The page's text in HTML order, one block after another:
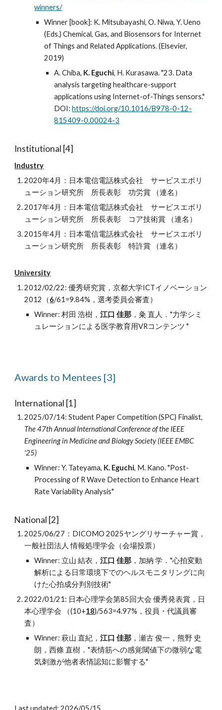
winners/
Winner [book]: K. Mitsubayashi, O. Niwa, Y. Ueno
(Eds.) Chemical, Gas, and Biosensors for Internet
of Things and Related Applications. (Elsevier,
2019)
A. Chiba, K. Eguchi, H. Kurasawa. "23. Data
analysis targeting healthcare-support
applications using Internet-of-Things sensors."
DOI:https://doi.org/10.1016/B978-0-12-
815409-0.00024-3
Institutional [4]
Industry
2020年4月：日本電信電話株式会社 サービスエボリ
ューション研究所 所長表彰 功労賞 （連名）
2017年4月：日本電信電話株式会社 サービスエボリ
ューション研究所 所長表彰 コア技術賞 （連名）
2015年4月：日本電信電話株式会社 サービスエボリ
ューション研究所 所長表彰 特許賞 （連名）
University
2012/02/22: 優秀研究賞，京都大学ICTイノベーション
2012（6/61=9.84%，選考委員会審査）
Winner: 村田 浩樹，江口 佳那 ，粂 直人．"力学シミ
ュレーションによる医学教育用VRコンテンツ "
Awards to Mentees [3]
International [1]
2025/07/14: Student Paper Competition (SPC) Finalist,
The 47th Annual International Conference of the IEEE
Engineering in Medicine and Biology Society (IEEE EMBC
'25)
Winner: Y. Tateyama, K. Eguchi, M. Kano. "Post-
Processing of R Wave Detection to Enhance Heart
Rate Variability Analysis"
National [2]
2025/06/27：DICOMO 2025ヤングリサーチャー賞，
一般社団法人 情報処理学会（会場投票）
Winner: 立山 結衣，江口 佳那 ，加納 学．"心拍変動
解析による日常環境下でのヘルスモニタリングに向
けた心拍成分判別技術"
2022/01/21: 日本心理学会第85回大会 優秀発表賞，日
本心理学会 （(10+18)/563=4.97%，役員・代議員審
査）
Winner: 萩山 直紀，江口 佳那 ，瀬古 俊一，熊野 史
朗，西條 直樹．"表情筋への感覚閾値下の微弱な電
気刺激が他者表情認知に影響する"
Last updated:2026/05/15